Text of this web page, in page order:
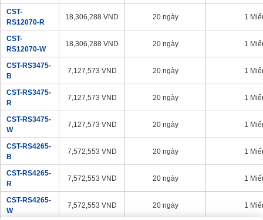
CST-
RS12070-R
18,306,288 VND 20 ngày 1
CST-
RS12070-W
18,306,288 VND 20 ngày 1
CST-RS3475-
B
7,127,573 VND 20 ngày 1
CST-RS3475-
R
7,127,573 VND 20 ngày 1
CST-RS3475-
W
7,127,573 VND 20 ngày 1
CST-RS4265-
B
7,572,553 VND 20 ngày 1
CST-RS4265-
R
7,572,553 VND 20 ngày 1
CST-RS4265-
W
7,572,553 VND 20 ngày 1